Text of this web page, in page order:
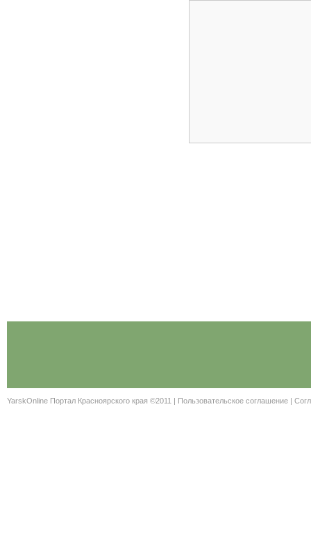
YarskOnline Портал Красноярского края ©2011 | Пользовательское соглашение |